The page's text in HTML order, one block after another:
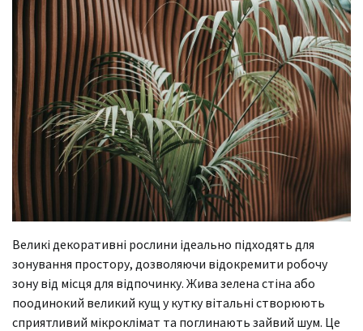
Великі декоративні рослини ідеально підходять для
зонування простору, дозволяючи відокремити робочу
зону від місця для відпочинку. Жива зелена стіна або
поодинокий великий кущ у кутку вітальні створюють
сприятливий мікроклімат та поглинають зайвий шум. Це